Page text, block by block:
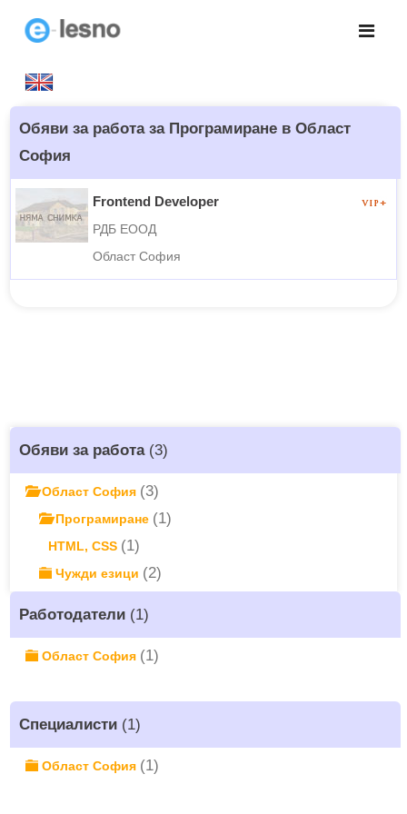
Обяви за работа(3)
Област София (3)
Програмиране (1)
HTML, CSS (1)
Чужди езици (2)
Работодатели (1)
Област София (1)
Специалисти (1)
Област София (1)
Обяви за работа за Програмиране в Област
София
Frontend Developer
РДБ ЕООД
Област София